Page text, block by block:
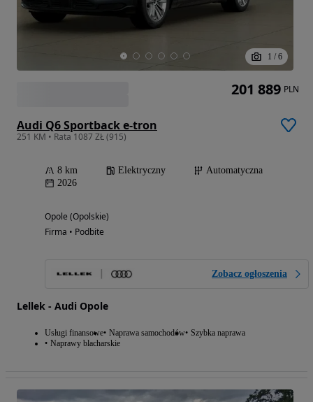
1 / 6
Audi Q6 Sportback e-tron
251 KM • Rata 1087 ZŁ (915)
8 km Elektryczny
Automatyczna
2026
Opole (Opolskie)
Firma • Podbite
Zobacz ogłoszenia
Lellek - Audi Opole
Usługi finansowe Naprawa samochodów Szybka naprawa
Naprawy blacharskie
201 889 PLN